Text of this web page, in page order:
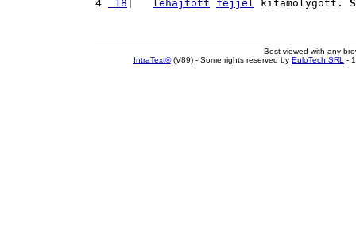
4
18 lehajtott fejjel kitámolygott.
Best viewed with any
IntraText®(V89) - Some rights reserved by EuloTech SRL -